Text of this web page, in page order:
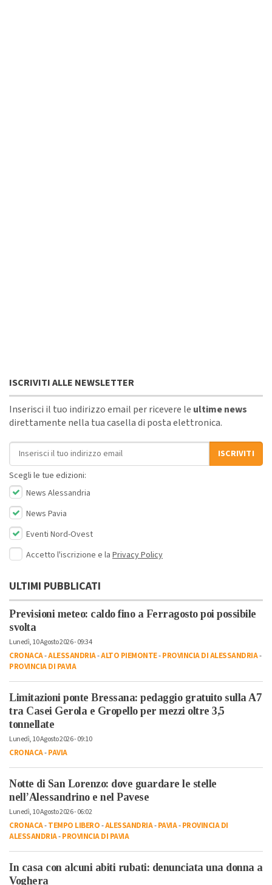
ISCRIVITI ALLE NEWSLETTER
Inserisci il tuo indirizzo email per ricevere le ultime news
direttamente nella tua casella di posta elettronica.
Indirizzo email
ISCRIVITI
Scegli le tue edizioni:
News Alessandria
News Pavia
Eventi Nord-Ovest
Accetto l'iscrizione e la Privacy Policy
ULTIMI PUBBLICATI
Previsioni meteo: caldo fino a Ferragosto poi possibile
svolta
Lunedì, 10 Agosto 2026 - 09:34
CRONACA-ALESSANDRIA-ALTO PIEMONTE-PROVINCIA DI ALESSANDRIA-
PROVINCIA DI PAVIA
Limitazioni ponte Bressana: pedaggio gratuito sulla A7
tra Casei Gerola e Gropello per mezzi oltre 3,5
tonnellate
Lunedì, 10 Agosto 2026 - 09:10
CRONACA-PAVIA
Notte di San Lorenzo: dove guardare le stelle
nell’Alessandrino e nel Pavese
Lunedì, 10 Agosto 2026 - 06:02
CRONACA-TEMPO LIBERO-ALESSANDRIA-PAVIA-PROVINCIA DI
ALESSANDRIA-PROVINCIA DI PAVIA
In casa con alcuni abiti rubati: denunciata una donna a
Voghera